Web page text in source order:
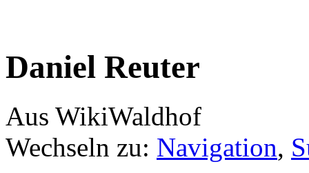
Daniel Reuter
Aus WikiWaldhof
Wechseln zu: Navigation,